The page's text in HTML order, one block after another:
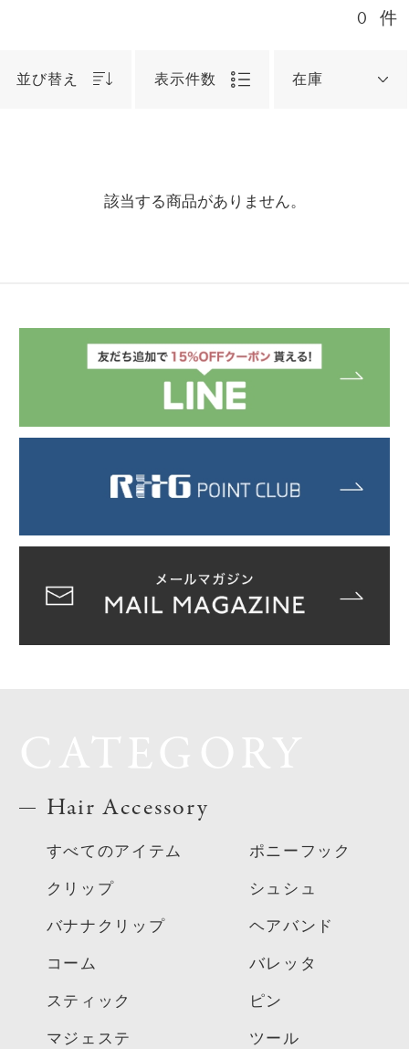
0 件
並び替え 表示件数 在庫
該当する商品がありません。
Hair Accessory
すべてのアイテム
クリップ
バナナクリップ
コーム
スティック
マジェステ
ポニーフック
シュシュ
ヘアバンド
バレッタ
ピン
ツール